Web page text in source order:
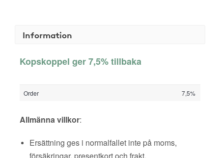
Information
Kopskoppel ger 7,5% tillbaka
Order 7,5%
Allmänna villkor:
Ersättning ges i normalfallet inte på moms,